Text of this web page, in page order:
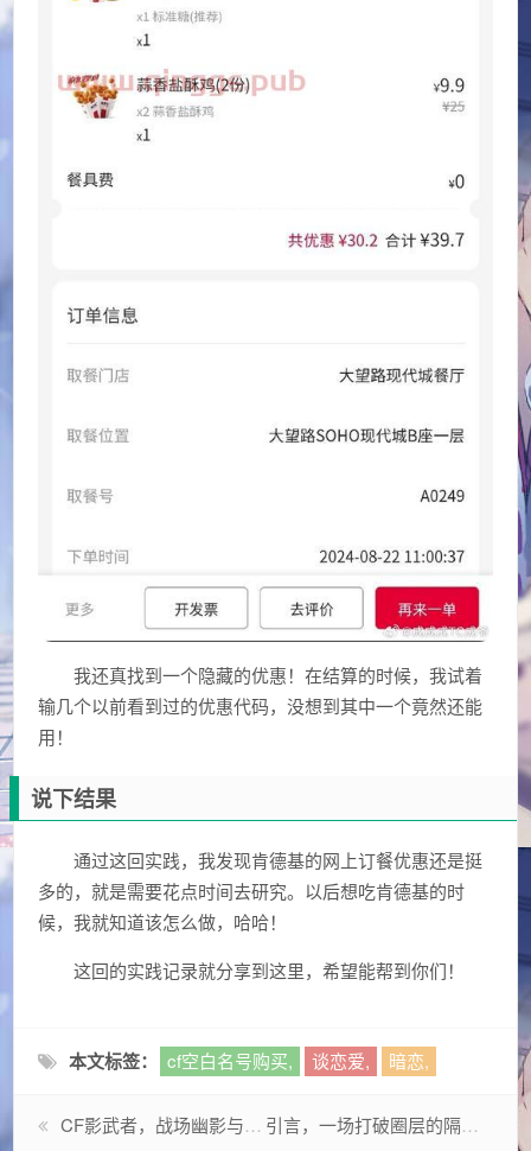
我还真找到一个隐藏的优惠！在结算的时候，我试着
输几个以前看到过的优惠代码，没想到其中一个竟然还能
用！
说下结果
通过这回实践，我发现肯德基的网上订餐优惠还是挺
多的，就是需要花点时间去研究。以后想吃肯德基的时
候，我就知道该怎么做，哈哈！
这回的实践记录就分享到这里，希望能帮到你们！
本文标签： cf空白名号购买, 谈恋爱, 暗恋,
CF影武者，战场幽影与战术美学的人性解码 引言，一场打破圈层的隔空对话